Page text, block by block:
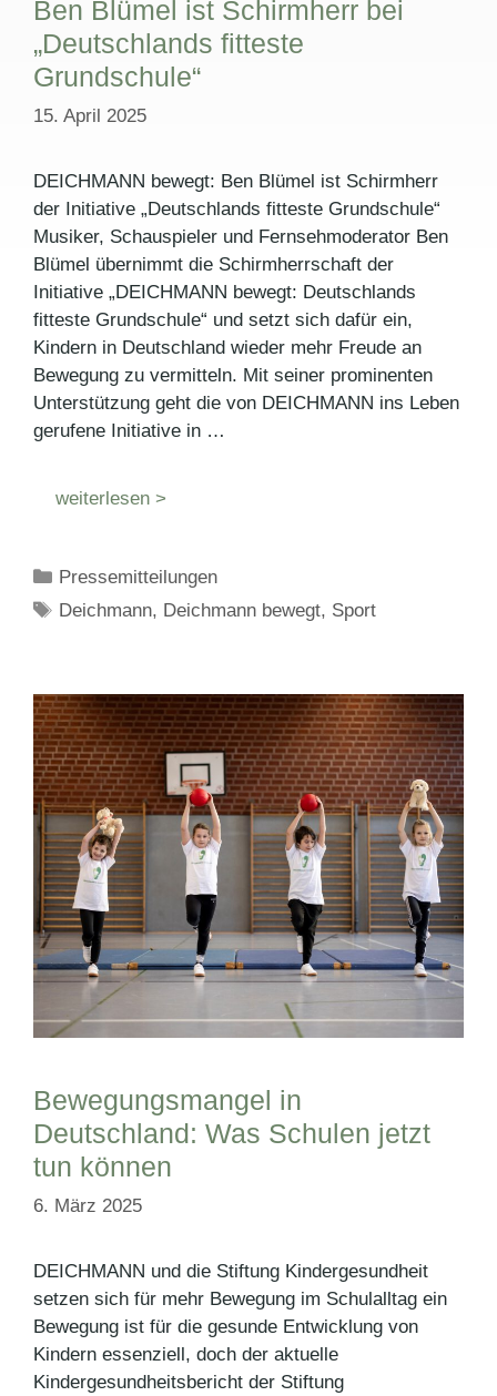
Ben Blümel ist Schirmherr bei
„Deutschlands fitteste
Grundschule“
15. April 2025
DEICHMANN bewegt: Ben Blümel ist Schirmherr
der Initiative „Deutschlands fitteste Grundschule“
Musiker, Schauspieler und Fernsehmoderator Ben
Blümel übernimmt die Schirmherrschaft der
Initiative „DEICHMANN bewegt: Deutschlands
fitteste Grundschule“ und setzt sich dafür ein,
Kindern in Deutschland wieder mehr Freude an
Bewegung zu vermitteln. Mit seiner prominenten
Unterstützung geht die von DEICHMANN ins Leben
gerufene Initiative in …
weiterlesen >
Kategorien
Pressemitteilungen
Schlagwörter
Deichmann, Deichmann bewegt, Sport
Bewegungsmangel in
Deutschland: Was Schulen jetzt
tun können
6. März 2025
DEICHMANN und die Stiftung Kindergesundheit
setzen sich für mehr Bewegung im Schulalltag ein
Bewegung ist für die gesunde Entwicklung von
Kindern essenziell, doch der aktuelle
Kindergesundheitsbericht der Stiftung